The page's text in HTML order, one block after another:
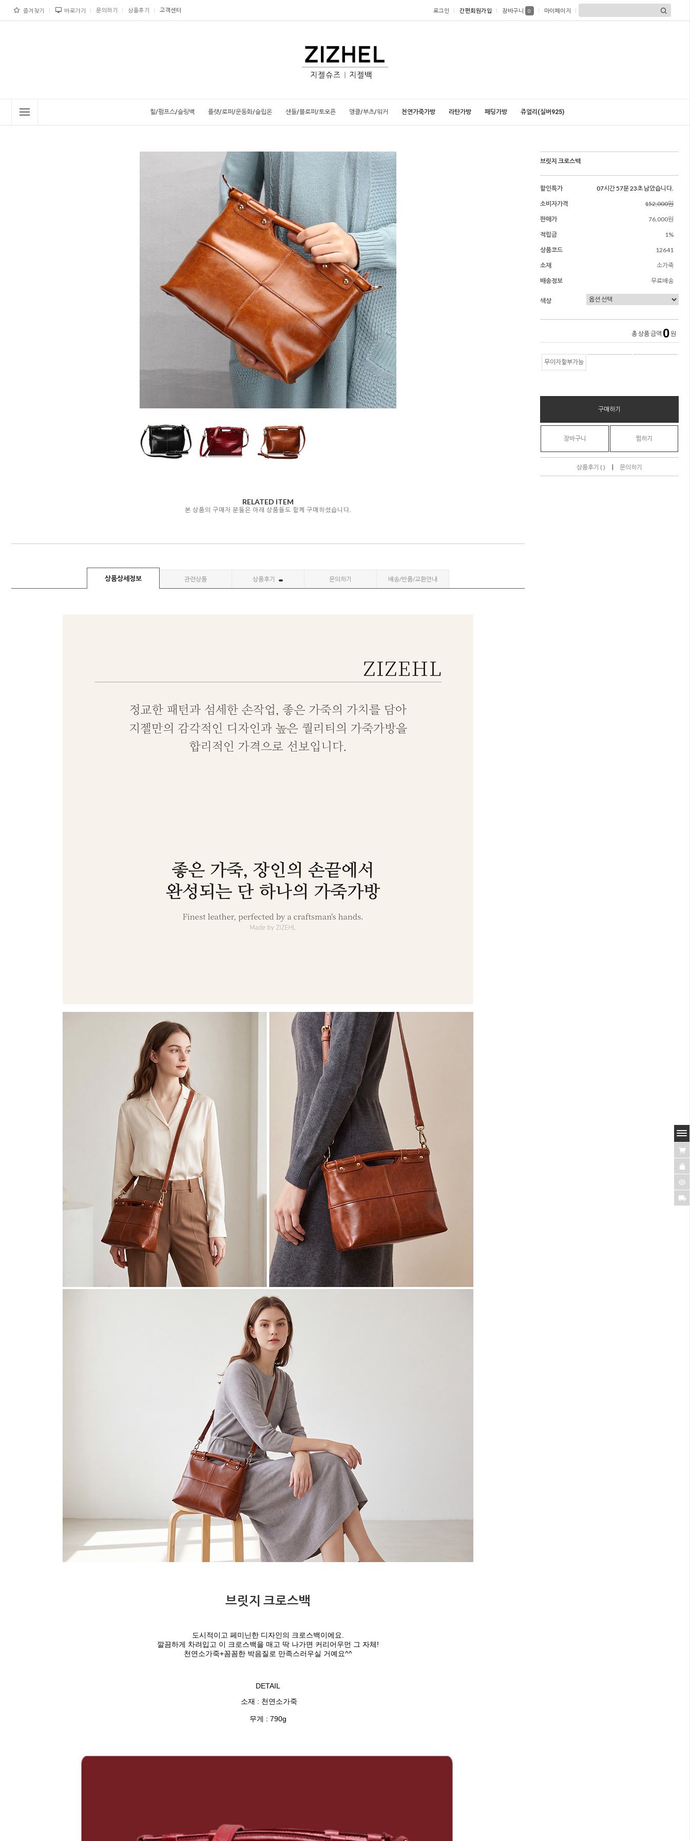
즐겨찾기 바로가기 문의하기 상품후기 고객센터 로그인 간편회원가입 장바구니 0 마이페이지
힐/펌프스/슬링백 플랫/로퍼/운동화/슬립온 샌들/블로퍼/토오픈 앵클/부츠/워커 천연가죽가방 라탄가방 패딩가방 쥬얼리(실버925)
RELATED ITEM
본 상품의 구매자 분들은 아래 상품들도 함께 구매하셨습니다.
상품상세정보 관련상품 상품후기 문의하기 배송/반품/교환안내
브릿지 크로스백
도시적이고 페미닌한 디자인의 크로스백이에요.
깔끔하게 차려입고 이 크로스백을 매고 딱 나가면 커리어우먼 그 자체!
천연소가죽+꼼꼼한 박음질로 만족스러우실 거예요^^
DETAIL
소재 : 천연소가죽
무게 : 790g
브릿지 크로스백
할인특가
07시간 57분 22초 남았습니다.
소비자가격
152,000원
판매가
76,000원
적립금
1%
상품코드
12641
소재
소가죽
배송정보
무료배송
색상
총 상품 금액 0 원
무이자할부가능
구매하기
장바구니 찜하기
상품후기 ( ) | 문의하기